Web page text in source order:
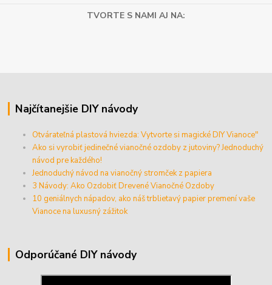
TVORTE S NAMI AJ NA:
Najčítanejšie DIY návody
Otvárateľná plastová hviezda: Vytvorte si magické DIY Vianoce"
Ako si vyrobiť jedinečné vianočné ozdoby z jutoviny? Jednoduchý
návod pre každého!
Jednoduchý návod na vianočný stromček z papiera
3 Návody: Ako Ozdobiť Drevené Vianočné Ozdoby
10 geniálnych nápadov, ako náš trblietavý papier premení vaše
Vianoce na luxusný zážitok
Odporúčané DIY návody